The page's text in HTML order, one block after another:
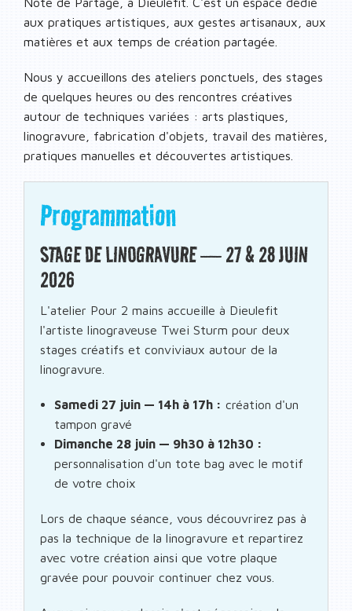
aux pratiques artistiques, aux gestes artisanaux, aux
matières et aux temps de création partagée.
Nous y accueillons des ateliers ponctuels, des stages
de quelques heures ou des rencontres créatives
autour de techniques variées : arts plastiques,
linogravure, fabrication d'objets, travail des matières,
pratiques manuelles et découvertes artistiques.
Programmation
STAGE DE LINOGRAVURE — 27 & 28 JUIN
2026
L'atelier Pour 2 mains accueille à Dieulefit
l'artiste linograveuse Twei Sturm pour deux
stages créatifs et conviviaux autour de la
linogravure.
Samedi 27 juin — 14h à 17h : création d'un
tampon gravé
Dimanche 28 juin — 9h30 à 12h30 :
personnalisation d'un tote bag avec le motif
de votre choix
Lors de chaque séance, vous découvrirez pas à
pas la technique de la linogravure et repartirez
avec votre création ainsi que votre plaque
gravée pour pouvoir continuer chez vous.